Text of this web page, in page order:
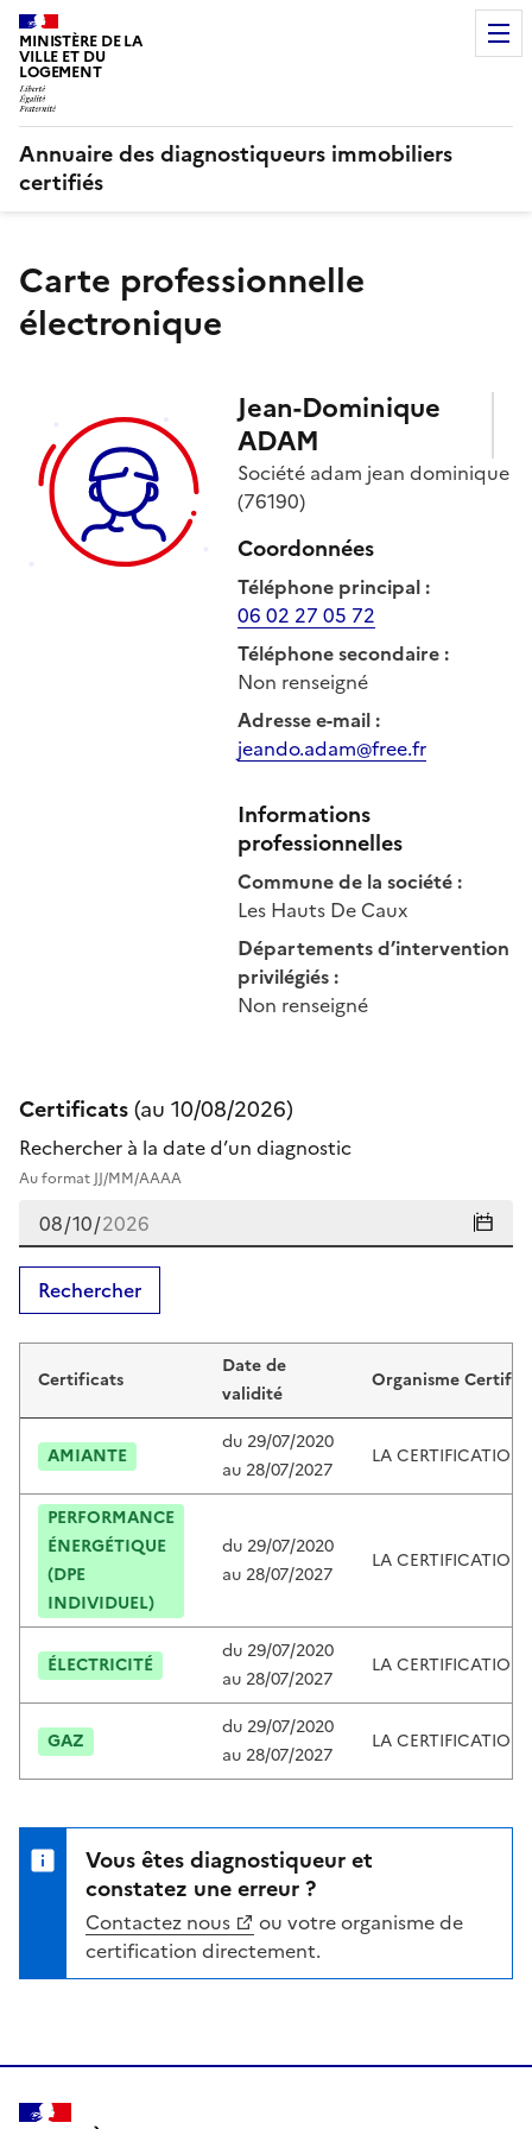
MINISTÈRE DE LA
VILLE ET DU
LOGEMENT
Annuaire des diagnostiqueurs immobiliers
certifiés
Carte professionnelle
électronique
Jean-Dominique
ADAM
Société adam jean dominique
(76190)
Coordonnées
Téléphone principal:
06 02 27 05 72
Téléphone secondaire:
Non renseigné
Adresse e-mail:
jeando.adam@free.fr
Informations
professionnelles
Commune de la société:
Les Hauts De Caux
Départements d’intervention
privilégiés:
Non renseigné
Certificats(au 10/08/2026)
Rechercher à la date d’un diagnostic
Au format JJ/MM/AAAA
Rechercher
Certificats de jean-dominique adam
Certificats
Date de
validité
Organisme
AMIANTE
du 29/07/2020
au 28/07/2027
LA CERTIFICATION
PERFORMANCE
ÉNERGÉTIQUE
(DPE
INDIVIDUEL)
du 29/07/2020
au 28/07/2027
LA CERTIFICATION
ÉLECTRICITÉ
du 29/07/2020
au 28/07/2027
LA CERTIFICATION
GAZ
du 29/07/2020
au 28/07/2027
LA CERTIFICATION
Vous êtes diagnostiqueur et
constatez une erreur ?
Contactez nous
ou votre organisme de
certification directement.